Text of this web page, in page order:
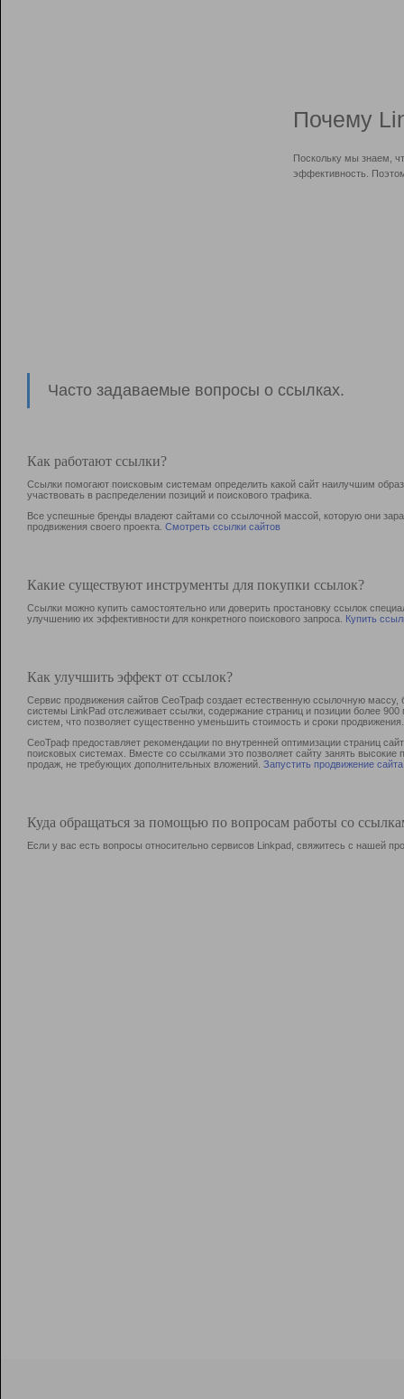
Почему
Поскольку мы знаем,
эффективность.
Часто задаваемые вопросы о ссылках.
Как работают ссылки?
Ссылки помогают поисковым системам определить какой сайт наилучшим
участвовать в раcпределении позиций и поискового трафика.
Все успешные бренды владеют сайтами со ссылочной массой, которую они
продвижения своего проекта. Смотреть ссылки сайтов
Какие существуют инструменты для покупки ссылок?
Ссылки можно купить самостоятельно или доверить простановку ссылок
улучшению их эффективности для конкретного поискового запроса. Купить
Как улучшить эффект от ссылок?
Сервис продвижения сайтов СеоТраф создает естественную ссылочную
системы LinkPad отслеживает ссылки, содержание страниц и позиции более
систем, что позволяет существенно уменьшить стоимость и сроки продвижения.
СеоТраф предоставляет рекомендации по внутренней оптимизации страниц
поисковых системах. Вместе со ссылками это позволяет сайту занять
продаж, не требующих дополнительных вложений. Запустить продвижение сайта
Куда обращаться за помощью по вопросам работы со
Если у вас есть вопросы относительно сервисов Linkpad, свяжитесь с нашей